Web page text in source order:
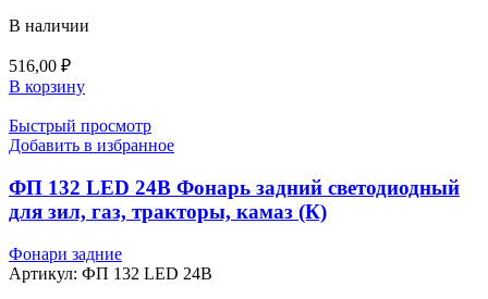
В наличии
516,00 ₽
В корзину
Быстрый просмотр
Добавить в избранное
ФП 132 LED 24В Фонарь задний светодиодный
для зил, газ, тракторы, камаз (К)
Фонари задние
Артикул: ФП 132 LED 24В